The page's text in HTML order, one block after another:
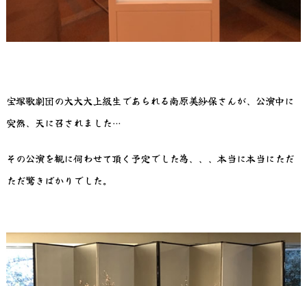
宝塚歌劇団の大大大上級生であられる南原美紗保さんが、公演中に
突然、天に召されました…
その公演を観に伺わせて頂く予定でした為、、、本当に本当にただ
ただ驚きばかりでした。